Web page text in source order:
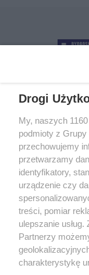
O nas
Dołącz do
Drogi
My, naszych
podmioty z
przechowujemy
przetwarzamy
identyfikatory,
urządzenie czy
treści, pomiar
ulepszanie
Partnerzy
charakterystykę